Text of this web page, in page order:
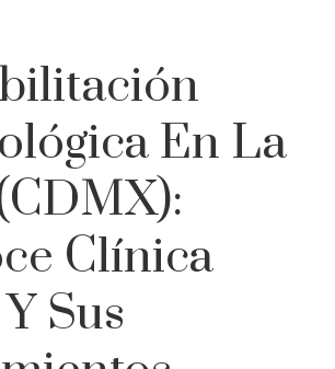
En La
Clínica
Sus